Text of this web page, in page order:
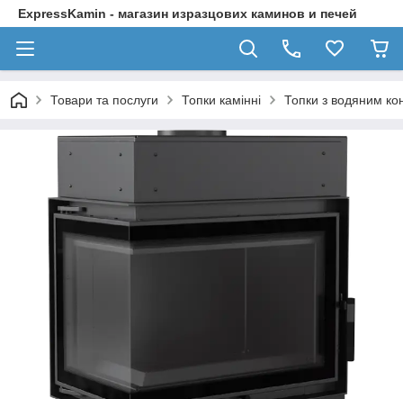
ExpressKamin - магазин изразцових каминов и печей
Товари та послуги Топки камінні Топки з водяним